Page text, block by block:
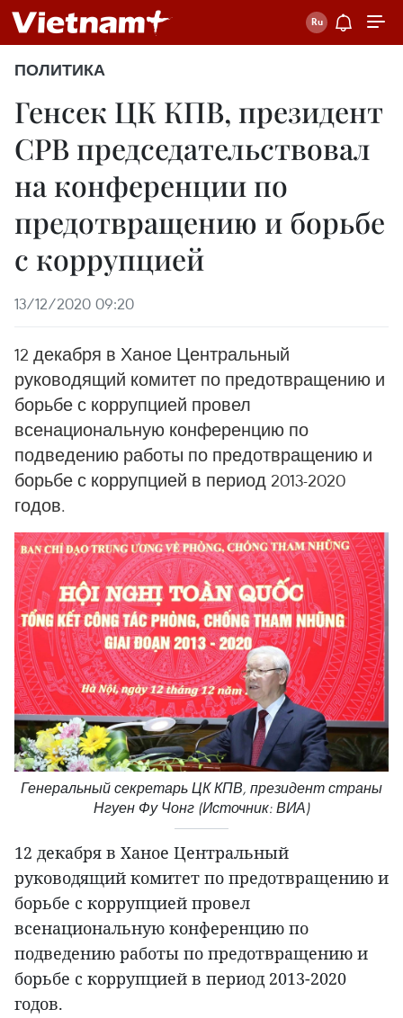
ПОЛИТИКА
Генсек ЦК КПВ, президент
СРВ председательствовал
на конференции по
предотвращению и борьбе
с коррупцией
13/12/2020 09:20
12 декабря в Ханое Центральный
руководящий комитет по предотвращению и
борьбе с коррупцией провел
всенациональную конференцию по
подведению работы по предотвращению и
борьбе с коррупцией в период 2013-2020
годов.
Генеральный секретарь ЦК КПВ, президент страны
Нгуен Фу Чонг (Источник: ВИА)
12 декабря в Ханое Центральный
руководящий комитет по предотвращению и
борьбе с коррупцией провел
всенациональную конференцию по
подведению работы по предотвращению и
борьбе с коррупцией в период 2013-2020
годов.